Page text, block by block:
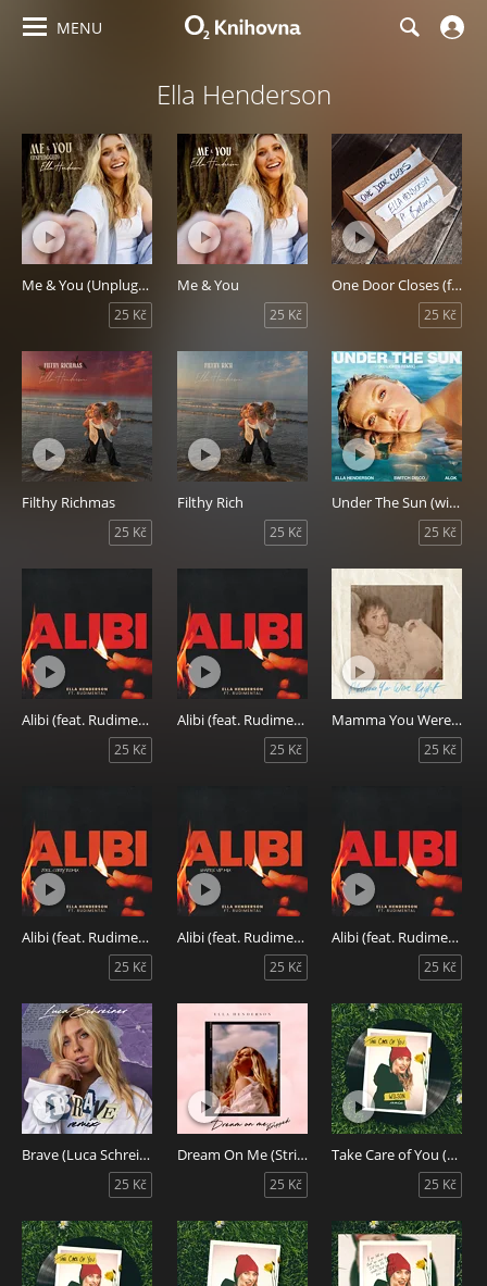
MENU
Ella Henderson
Me & You (Unplugged)
25 Kč
Me & You
25 Kč
One Door Closes (feat. Breland)
25 Kč
Filthy Richmas
25 Kč
Filthy Rich
25 Kč
Under The Sun (with Alok & Switch Disco) [KC Lights Remix]
25 Kč
Alibi (feat. Rudimental) [Instrumental]
25 Kč
Alibi (feat. Rudimental) [Acapella]
25 Kč
Mamma You Were Right
25 Kč
Alibi (feat. Rudimental) [Joel Corry Remix]
25 Kč
Alibi (feat. Rudimental) [Shapes VIP Mix]
25 Kč
Alibi (feat. Rudimental)
25 Kč
Brave (Luca Schreiner Remix)
25 Kč
Dream On Me (Stripped)
25 Kč
Take Care of You (Wilson Remix)
25 Kč